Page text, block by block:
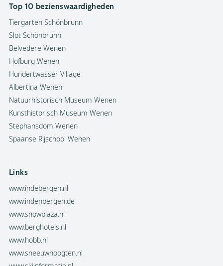
Top 10 bezienswaardigheden
Tiergarten Schönbrunn
Slot Schönbrunn
Belvedere Wenen
Hofburg Wenen
Hundertwasser Village
Albertina Wenen
Natuurhistorisch Museum Wenen
Kunsthistorisch Museum Wenen
Stephansdom Wenen
Spaanse Rijschool Wenen
Links
www.indebergen.nl
www.indenbergen.de
www.snowplaza.nl
www.berghotels.nl
www.hobb.nl
www.sneeuwhoogten.nl